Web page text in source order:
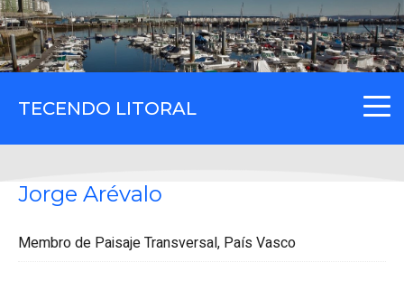
TECENDO LITORAL
Jorge Arévalo
Membro de Paisaje Transversal, País Vasco